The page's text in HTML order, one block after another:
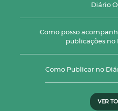
Diário
Como posso
publicações no
Como Publicar no
VER